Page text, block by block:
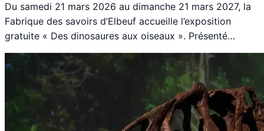
Du samedi 21 mars 2026 au dimanche 21 mars 2027, la
Fabrique des savoirs d’Elbeuf accueille l’exposition
gratuite « Des dinosaures aux oiseaux ». Présenté…